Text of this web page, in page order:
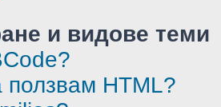
и видове теми
ползвам HTML?